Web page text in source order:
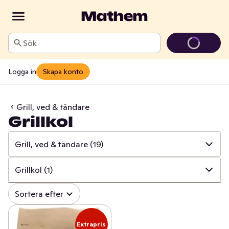
Sök
Logga in Skapa konto
Grill, ved & tändare
Grillkol
Grill, ved & tändare (19)
✓ Alla (1004)
✓ Hushålls- & toapapper
✓ Disk & städ (208)
Grillkol (1)
✓ Alla (19)
✓
Sortera efter
Extrapris